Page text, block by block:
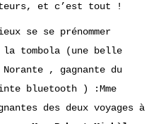
et c’est tout !
se se prénommer
la tombola
(une belle
Norante , gagnante du
bluetooth ) :Mme
des deux voyages à